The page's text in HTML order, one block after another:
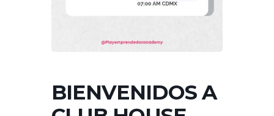
BIENVENIDOS A